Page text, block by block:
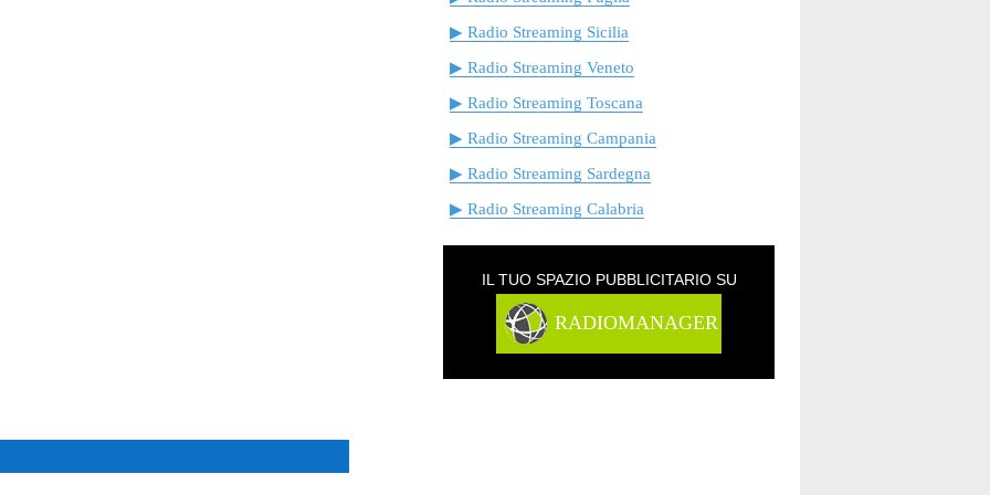
▶ Radio Streaming Sicilia
▶ Radio Streaming Veneto
▶ Radio Streaming Toscana
▶ Radio Streaming Campania
▶ Radio Streaming Sardegna
▶ Radio Streaming Calabria
IL TUO SPAZIO PUBBLICITARIO SU
RADIOMANAGER